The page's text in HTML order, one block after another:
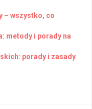
– wszystko, co
metody i porady na
porady i zasady